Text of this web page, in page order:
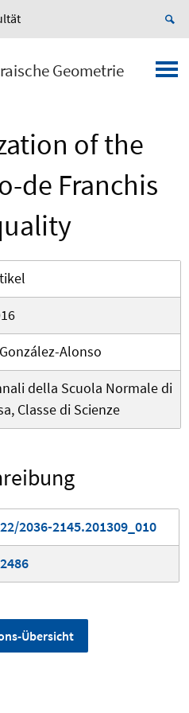
Geometrie
of the
de Franchis
Alonso
della Scuola Normale di
Classe di Scienze
2036-2145.201309_010
Übersicht